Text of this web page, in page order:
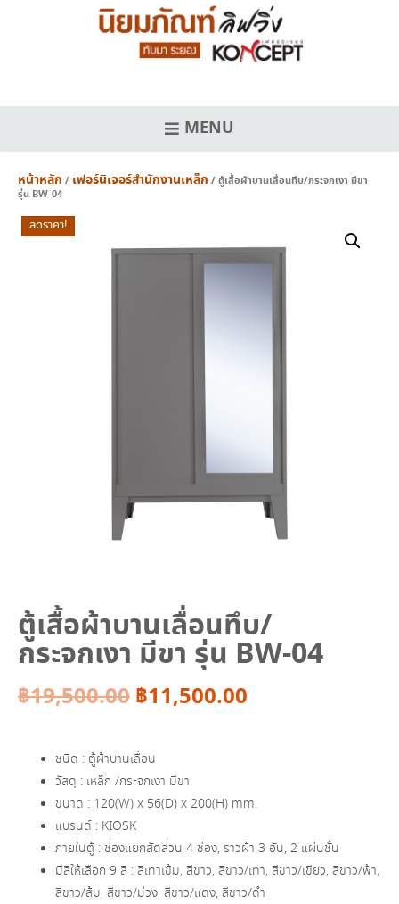
MENU
หน้าหลัก / เฟอร์นิเจอร์สำนักงานเหล็ก / ตู้เสื้อผ้าบานเลื่อนทึบ/กระจกเงา มีขา
รุ่น BW-04
ลดราคา!
ตู้เสื้อผ้าบานเลื่อนทึบ/
กระจกเงา มีขา รุ่น BW-04
฿19,500.00Original
was:
฿19,500.00.
฿11,500.00
฿11,500.00.
ชนิด : ตู้ผ้าบานเลื่อน
วัสดุ : เหล็ก /กระจกเงา มีขา
ขนาด : 120(W) x 56(D) x 200(H) mm.
แบรนด์ : KIOSK
ภายในตู้ : ช่องแยกสัดส่วน 4 ช่อง, ราวผ้า 3 อัน, 2 แผ่นชั้น
มีสีให้เลือก 9 สี : สีเทาเข้ม, สีขาว, สีขาว/เทา, สีขาว/เขียว, สีขาว/ฟ้า,
สีขาว/ส้ม, สีขาว/ม่วง, สีขาว/แดง, สีขาว/ดำ